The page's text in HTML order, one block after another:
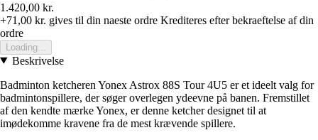
1.420,00 kr.
+71,00 kr. gives til din naeste ordre Krediteres efter bekraeftelse af din
ordre
Loading...
Beskrivelse
Badminton ketcheren Yonex Astrox 88S Tour 4U5 er et ideelt valg for
badmintonspillere, der søger overlegen ydeevne på banen. Fremstillet
af den kendte mærke Yonex, er denne ketcher designet til at
imødekomme kravene fra de mest krævende spillere.